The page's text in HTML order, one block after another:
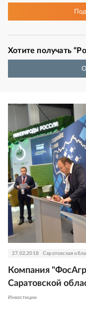
Хотите получать
27.02.2018 Саратовская
Компания
Саратовской
Инвестиции